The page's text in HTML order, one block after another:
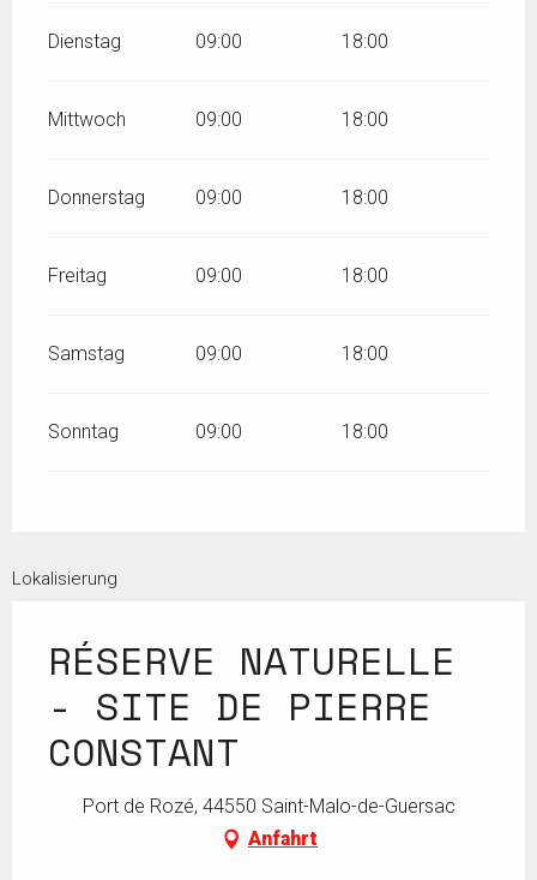
Dienstag 09:00 18:00
Mittwoch 09:00 18:00
Donnerstag 09:00 18:00
Freitag 09:00 18:00
Samstag 09:00 18:00
Sonntag 09:00 18:00
Lokalisierung
RÉSERVE NATURELLE
- SITE DE PIERRE
CONSTANT
Port de Rozé, 44550 Saint-Malo-de-Guersac
Anfahrt